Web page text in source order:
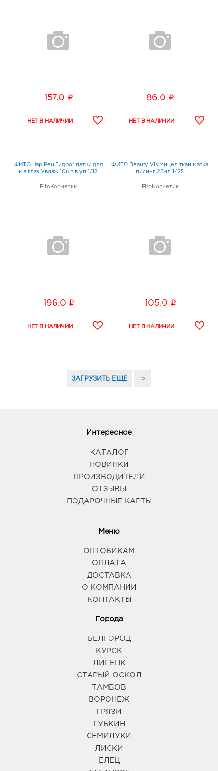
157.0 i 86.0 i
ФИТО Нар.Рец.Гидрог.патчи для
к.в.глаз Увлаж.10шт в уп,1/12
FitoКосметик
196.0 i
ФИТО Beauty Vis.Мицел.ткан.маска
пилинг 25мл,1/25
FitoКосметик
105.0 i
ЗАГРУЗИТЬ ЕЩЕ >
Интересное
КАТАЛОГ
НОВИНКИ
ПРОИЗВОДИТЕЛИ
ОТЗЫВЫ
ПОДАРОЧНЫЕ КАРТЫ
Меню
ОПТОВИКАМ
ОПЛАТА
ДОСТАВКА
О КОМПАНИИ
КОНТАКТЫ
Города
БЕЛГОРОД
КУРСК
ЛИПЕЦК
СТАРЫЙ ОСКОЛ
ТАМБОВ
ВОРОНЕЖ
ГРЯЗИ
ГУБКИН
СЕМИЛУКИ
ЛИСКИ
ЕЛЕЦ